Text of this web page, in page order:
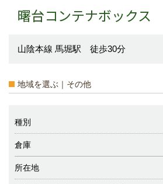
曙台コンテナボックス
山陰本線 馬堀駅 徒歩30分
地域を選ぶ｜その他
種別
倉庫
所在地